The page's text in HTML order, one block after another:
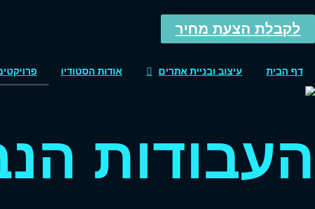
לקבלת הצעת מחיר
דף הבית עיצוב ובניית אתרים אודות הסטודיו
העבודות